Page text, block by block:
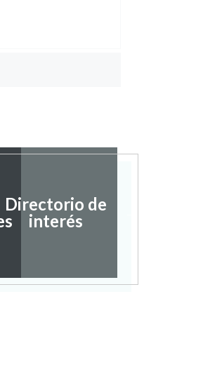
Directorio de
interés